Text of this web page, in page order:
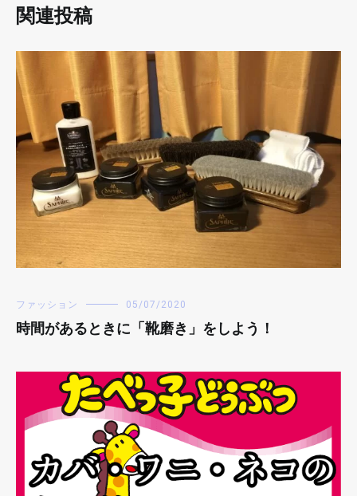
関連投稿
ファッション 05/07/2020
時間があるときに「靴磨き」をしよう！